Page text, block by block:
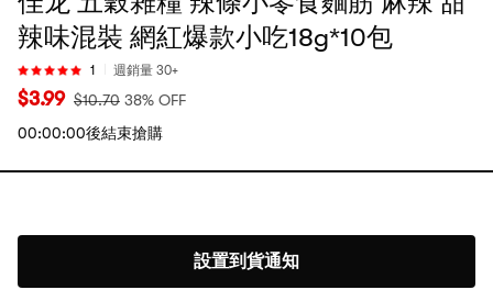
辣味混裝 網紅爆款小吃18g*10包
1 週銷量 30+
$3.99 $10.70 38% OFF
00:00:00後結束搶購
設置到貨通知